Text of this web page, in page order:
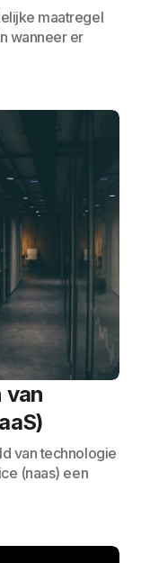
maatregel
wanneer er
van
van technologie
(naas) een